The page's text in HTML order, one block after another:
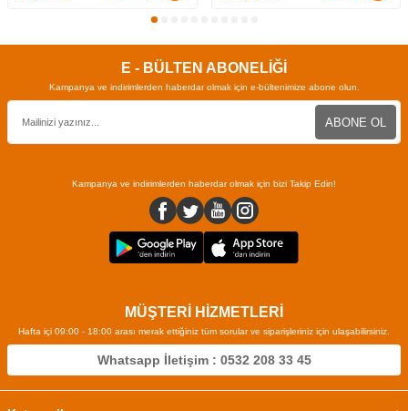
E - BÜLTEN ABONELİĞİ
Kampanya ve indirimlerden haberdar olmak için e-bültenimize abone olun.
ABONE OL
Kampanya ve indirimlerden haberdar olmak için bizi Takip Edin!
MÜŞTERİ HİZMETLERİ
Hafta içi 09:00 - 18:00 arası merak ettiğiniz tüm sorular ve siparişleriniz için ulaşabilirsiniz.
Whatsapp İletişim : 0532 208 33 45